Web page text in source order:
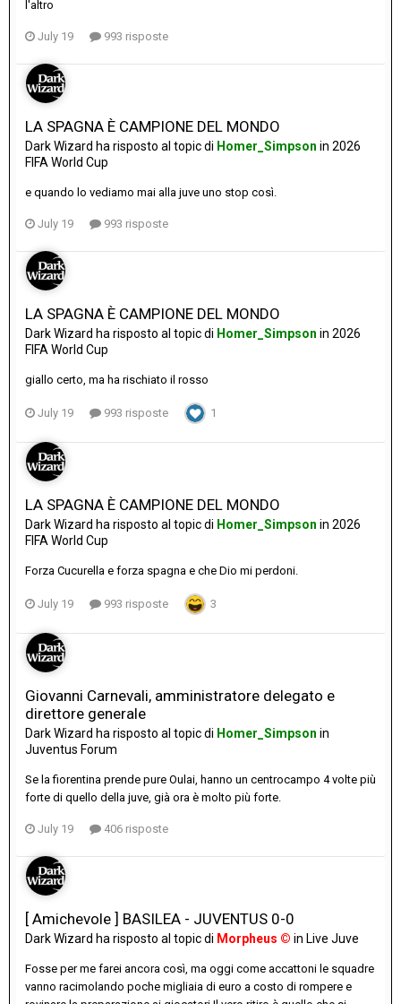
l'altro
July 19 993 risposte
LA SPAGNA È CAMPIONE DEL MONDO
Dark Wizard ha risposto al topic di Homer_Simpson in 2026
FIFA World Cup
e quando lo vediamo mai alla juve uno stop così.
July 19 993 risposte
LA SPAGNA È CAMPIONE DEL MONDO
Dark Wizard ha risposto al topic di Homer_Simpson in 2026
FIFA World Cup
giallo certo, ma ha rischiato il rosso
July 19 993 risposte 1
LA SPAGNA È CAMPIONE DEL MONDO
Dark Wizard ha risposto al topic di Homer_Simpson in 2026
FIFA World Cup
Forza Cucurella e forza spagna e che Dio mi perdoni.
July 19 993 risposte 3
Giovanni Carnevali, amministratore delegato e
direttore generale
Dark Wizard ha risposto al topic di Homer_Simpson in
Juventus Forum
Se la fiorentina prende pure Oulai, hanno un centrocampo 4 volte più
forte di quello della juve, già ora è molto più forte.
July 19 406 risposte
[ Amichevole ] BASILEA - JUVENTUS 0-0
Dark Wizard ha risposto al topic di Morpheus © in Live Juve
Fosse per me farei ancora così, ma oggi come accattoni le squadre
vanno racimolando poche migliaia di euro a costo di rompere e